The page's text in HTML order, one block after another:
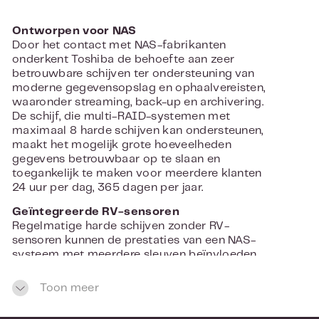
Ontworpen voor NAS
Door het contact met NAS-fabrikanten
onderkent Toshiba de behoefte aan zeer
betrouwbare schijven ter ondersteuning van
moderne gegevensopslag en ophaalvereisten,
waaronder streaming, back-up en archivering.
De schijf, die multi-RAID-systemen met
maximaal 8 harde schijven kan ondersteunen,
maakt het mogelijk grote hoeveelheden
gegevens betrouwbaar op te slaan en
toegankelijk te maken voor meerdere klanten
24 uur per dag, 365 dagen per jaar.
Geïntegreerde RV-sensoren
Regelmatige harde schijven zonder RV-
sensoren kunnen de prestaties van een NAS-
systeem met meerdere sleuven beïnvloeden
schijven zorgen voor een hoge
betrouwbaarheid door het minimaliseren van
Toon meer